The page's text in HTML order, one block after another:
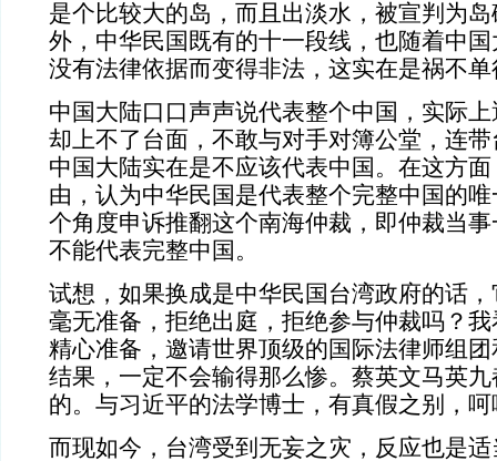
是个比较大的岛，而且出淡水，被宣判为
外，中华民国既有的十一段线，也随着中
没有法律依据而变得非法，这实在是祸不单
中国大陆口口声声说代表整个中国，实际
却上不了台面，不敢与对手对簿公堂，连
中国大陆实在是不应该代表中国。在这方
由，认为中华民国是代表整个完整中国的
个角度申诉推翻这个南海仲裁，即仲裁当
不能代表完整中国。
试想，如果换成是中华民国台湾政府的话
毫无准备，拒绝出庭，拒绝参与仲裁吗？
精心准备，邀请世界顶级的国际法律师组
结果，一定不会输得那么惨。蔡英文马英
的。与习近平的法学博士，有真假之别，呵
而现如今，台湾受到无妄之灾，反应也是